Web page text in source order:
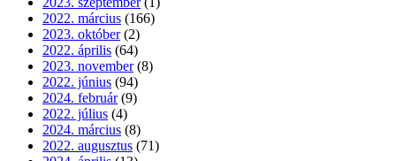
2022. március (166)
2023. október (2)
2022. április (64)
2023. november (8)
2022. június (94)
2024. február (9)
2022. július (4)
2024. március (8)
2022. augusztus (71)